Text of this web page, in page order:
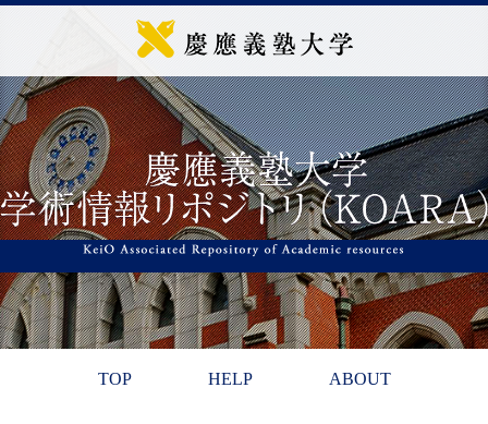
TOP HELP ABOUT